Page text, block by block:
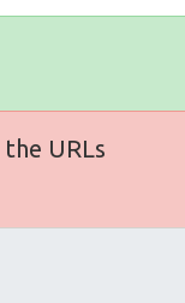
URLs